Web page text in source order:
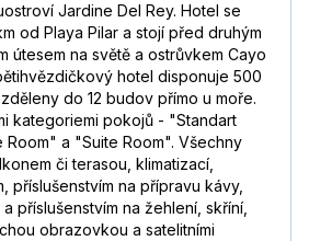
Jardine Del Rey. Hotel se
od Playa Pilar a stojí před druhým
útesem na světě a ostrůvkem Cayo
hotel disponuje 500
do 12 budov přímo u moře.
kategoriemi pokojů - "Standart
Room" a "Suite Room". Všechny
či terasou, klimatizací,
příslušenstvím na přípravu kávy,
příslušenstvím na žehlení, skříní,
obrazovkou a satelitními